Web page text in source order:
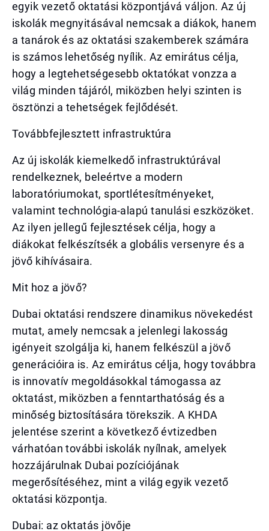
egyik vezető oktatási központjává váljon. Az új
iskolák megnyitásával nemcsak a diákok, hanem
a tanárok és az oktatási szakemberek számára
is számos lehetőség nyílik. Az emirátus célja,
hogy a legtehetségesebb oktatókat vonzza a
világ minden tájáról, miközben helyi szinten is
ösztönzi a tehetségek fejlődését.
Továbbfejlesztett infrastruktúra
Az új iskolák kiemelkedő infrastruktúrával
rendelkeznek, beleértve a modern
laboratóriumokat, sportlétesítményeket,
valamint technológia-alapú tanulási eszközöket.
Az ilyen jellegű fejlesztések célja, hogy a
diákokat felkészítsék a globális versenyre és a
jövő kihívásaira.
Mit hoz a jövő?
Dubai oktatási rendszere dinamikus növekedést
mutat, amely nemcsak a jelenlegi lakosság
igényeit szolgálja ki, hanem felkészül a jövő
generációira is. Az emirátus célja, hogy továbbra
is innovatív megoldásokkal támogassa az
oktatást, miközben a fenntarthatóság és a
minőség biztosítására törekszik. A KHDA
jelentése szerint a következő évtizedben
várhatóan további iskolák nyílnak, amelyek
hozzájárulnak Dubai pozíciójának
megerősítéséhez, mint a világ egyik vezető
oktatási központja.
Dubai: az oktatás jövője